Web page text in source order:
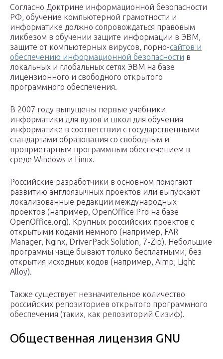
Согласно Доктрине информационной безопасности
РФ, обучение компьютерной грамотности и
информатике должно сопровождаться правовым
ликбезом в обучении защите информации в ЭВМ,
защите от компьютерных вирусов, порно-сайтов и
обеспечению информационной безопасности в
локальных и глобальных сетях ЭВМ на базе
лицензионного и свободного открытого
программного обеспечения.
В 2007 году выпущены первые учебники
информатики для вузов и школ для обучения
информатике в соответствии с государственными
стандартами образования со свободным и
проприетарным программным обеспечением в
среде Windows и Linux.
Российские разработчики в основном помогают
развитию англоязычных проектов или выпускают
локализованные редакции международных
проектов (например, OpenOffice Pro на базе
OpenOffice.org). Крупных российских проектов с
открытыми кодами немного (например, FAR
Manager, Nginx, DriverPack Solution, 7-Zip). Небольшие
программы чаще бывают только бесплатными, без
открытия исходных кодов (например, Aimp, Light
Alloy).
Также существует незначительное количество
российских репозиториев открытого программного
обеспечения (таких, как репозиторий Сизиф).
Общественная лицензия GNU